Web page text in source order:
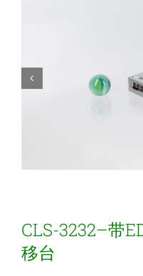
联系我们
CLS-3232–带
移台